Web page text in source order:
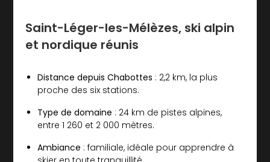
Saint-Léger-les-Mélèzes, ski alpin
et nordique réunis
Distance depuis Chabottes : 2,2 km, la plus
proche des six stations.
Type de domaine : 24 km de pistes alpines,
entre 1 260 et 2 000 mètres.
Ambiance : familiale, idéale pour apprendre à